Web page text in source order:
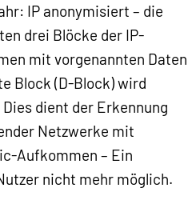
IP anonymisiert – die
drei Blöcke der IP-
mit vorgenannten Daten
Block (D-Block) wird
dient der Erkennung
Netzwerke mit
Aufkommen – Ein
nicht mehr möglich.